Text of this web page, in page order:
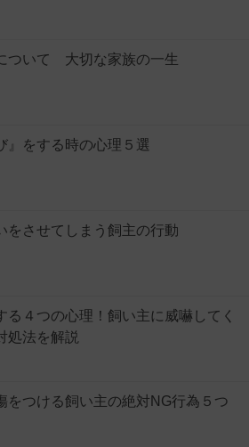
ついて 大切な家族の一生
』をする時の心理５選
をさせてしまう飼主の行動
る４つの心理！飼い主に威嚇してく
処法を解説
をつける飼い主の絶対NG行為５つ